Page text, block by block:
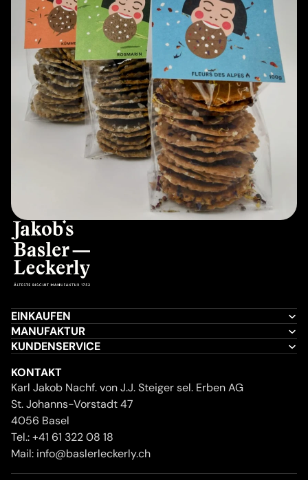
EINKAUFEN
MANUFAKTUR
KUNDENSERVICE
KONTAKT
Karl Jakob Nachf. von J.J. Steiger sel. Erben AG
St. Johanns-Vorstadt 47
4056 Basel
Tel.:+41 61 322 08 18
Mail: info@baslerleckerly.ch